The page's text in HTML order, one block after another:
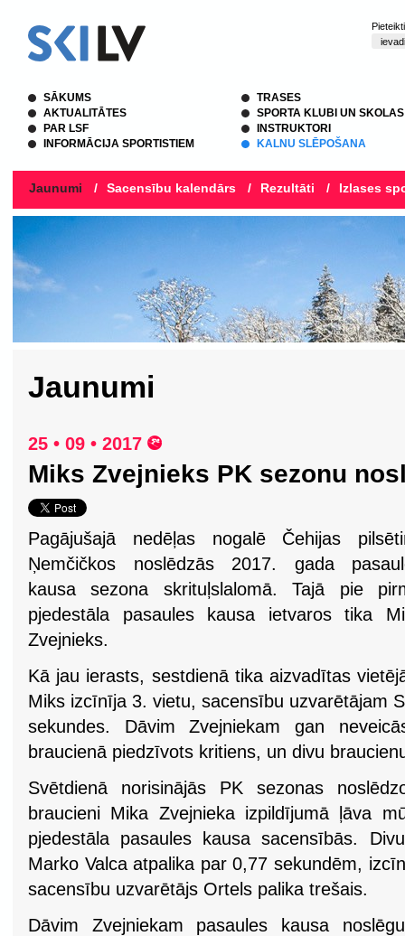
SĀKUMS
AKTUALITĀTES
PAR LSF
INFORMĀCIJA SPORTISTIEM
TRASES
SPORTA KLUBI UN SKOLAS
INSTRUKTORI
KALNU SLĒPOŠANA
Jaunumi / Sacensību kalendārs / Rezultāti / Izlases
Jaunumi
25 • 09 • 2017
Miks Zvejnieks PK sezonu
Pagājušajā nedēļas nogalē Čehijas
Ņemčičkos noslēdzās 2017. gada
kausa sezona skrituļslalomā. Tajā pie
pjedestāla pasaules kausa ietvaros tika
Zvejnieks.
Kā jau ierasts, sestdienā tika aizvadītas
Miks izcīnīja 3. vietu, sacensību uzvarētājam
sekundes. Dāvim Zvejniekam gan
braucienā piedzīvots kritiens, un divu
Svētdienā norisinājās PK sezonas
braucieni Mika Zvejnieka izpildījumā ļāva
pjedestāla pasaules kausa sacensībās.
Marko Valca atpalika par 0,77 sekundēm,
sacensību uzvarētājs Ortels palika trešais.
Dāvim Zvejniekam pasaules kausa